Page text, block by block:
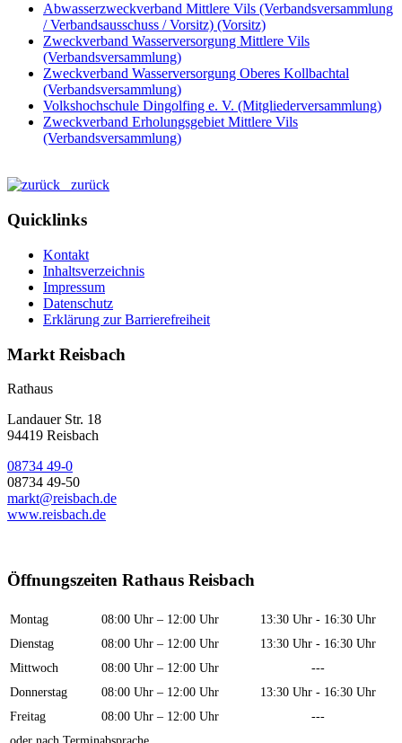
Abwasserzweckverband Mittlere Vils (Verbandsversammlung
/ Verbandsausschuss / Vorsitz) (Vorsitz)
Zweckverband Wasserversorgung Mittlere Vils
(Verbandsversammlung)
Zweckverband Wasserversorgung Oberes Kollbachtal
(Verbandsversammlung)
Volkshochschule Dingolfing e. V. (Mitgliederversammlung)
Zweckverband Erholungsgebiet Mittlere Vils
(Verbandsversammlung)
zurück
Quicklinks
Kontakt
Inhaltsverzeichnis
Impressum
Datenschutz
Erklärung zur Barrierefreiheit
Markt Reisbach
Rathaus
Landauer Str. 18
94419 Reisbach
08734 49-0
08734 49-50
markt@reisbach.de
www.reisbach.de
Öffnungszeiten Rathaus Reisbach
Montag 08:00 Uhr – 12:00 Uhr
13:30 Uhr - 16:30 Uhr
Dienstag
08:00 Uhr – 12:00 Uhr
13:30 Uhr - 16:30 Uhr
Mittwoch
08:00 Uhr – 12:00 Uhr
---
Donnerstag
08:00 Uhr – 12:00 Uhr
13:30 Uhr - 16:30 Uhr
Freitag
08:00 Uhr – 12:00 Uhr
---
oder nach Terminabsprache